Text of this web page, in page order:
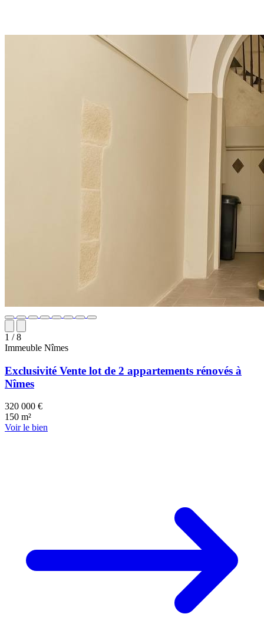
1 / 8
Immeuble Nîmes
Exclusivité Vente lot de 2 appartements rénovés à
Nîmes
320 000 €
150 m²
Voir le bien